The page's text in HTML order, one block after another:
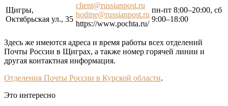
Щигры,
Октябрьская ул., 35
client@russianpost.ru
hotline@russianpost.ru
https://www.pochta.ru/
пн-пт 8:00–20:00, сб
9:00–18:00
Здесь же имеются адреса и время работы всех отделений
Почты России в Щиграх, а также номер горячей линии и
другая контактная информация.
Отделения Почты России в Курской области.
Это интересно